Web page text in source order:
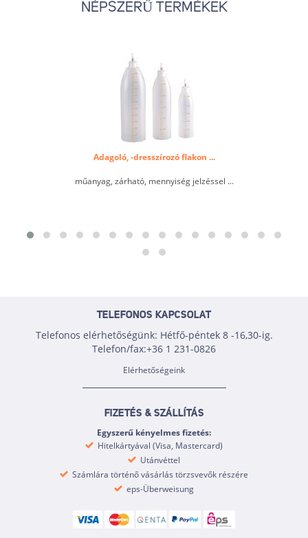
NÉPSZERŰ TERMÉKEK
Adagoló, -dresszírozó flakon ...
műanyag, zárható, mennyiség jelzéssel ...
TELEFONOS KAPCSOLAT
Telefonos elérhetőségünk: Hétfő-péntek 8 -16,30-ig.
Telefon/fax:+36 1 231-0826
Elérhetőségeink
FIZETÉS & SZÁLLÍTÁS
Egyszerű kényelmes fizetés:
Hitelkártyával (Visa, Mastercard)
Utánvéttel
Számlára történő vásárlás törzsvevők részére
eps-Überweisung